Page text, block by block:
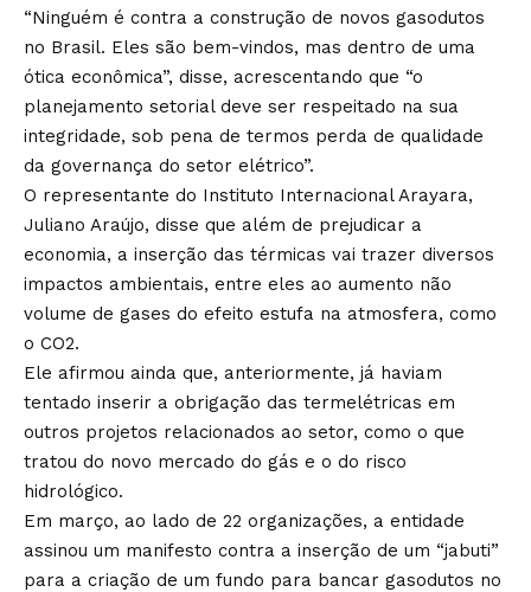
“Ninguém é contra a construção de novos gasodutos
no Brasil. Eles são bem-vindos, mas dentro de uma
ótica econômica”, disse, acrescentando que “o
planejamento setorial deve ser respeitado na sua
integridade, sob pena de termos perda de qualidade
da governança do setor elétrico”.
O representante do Instituto Internacional Arayara,
Juliano Araújo, disse que além de prejudicar a
economia, a inserção das térmicas vai trazer diversos
impactos ambientais, entre eles ao aumento não
volume de gases do efeito estufa na atmosfera, como
o CO2.
Ele afirmou ainda que, anteriormente, já haviam
tentado inserir a obrigação das termelétricas em
outros projetos relacionados ao setor, como o que
tratou do novo mercado do gás e o do risco
hidrológico.
Em março, ao lado de 22 organizações, a entidade
assinou um manifesto contra a inserção de um “jabuti”
para a criação de um fundo para bancar gasodutos no